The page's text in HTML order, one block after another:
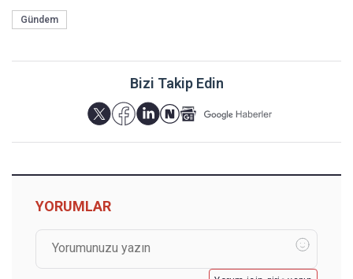
Gündem
Bizi Takip Edin
YORUMLAR